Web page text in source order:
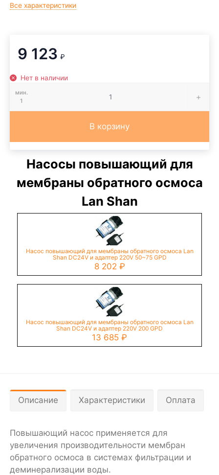
Все характеристики
9 123 ₽
Нет в наличии
мин.
1
В корзину
Насосы повышающий для
мембраны обратного осмоса
Lan Shan
Насос повышающий для мембраны обратного осмоса Lan
Shan DC24V и адаптер 220V 50~75 GPD
8 202 ₽
Насос повышающий для мембраны обратного осмоса Lan
Shan DC24V и адаптер 220V 200 GPD
13 685 ₽
Описание Характеристики Оплата
Повышающий насос применяется для
увеличения производительности мембран
обратного осмоса в системах фильтрации и
деминерализации воды.